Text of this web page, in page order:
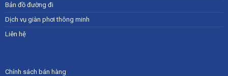
Bản đồ đường đi
Dịch vụ giàn phơi thông minh
Liên hệ
Chính sách bán hàng